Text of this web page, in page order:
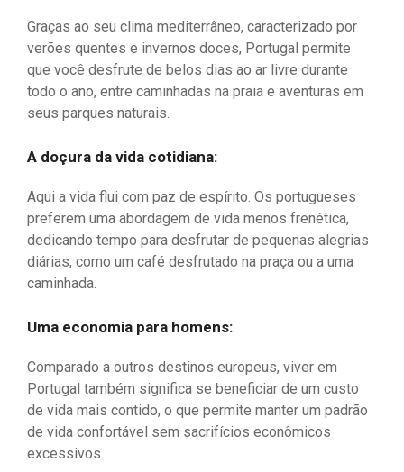
Graças ao seu clima mediterrâneo, caracterizado por
verões quentes e invernos doces, Portugal permite
que você desfrute de belos dias ao ar livre durante
todo o ano, entre caminhadas na praia e aventuras em
seus parques naturais.
A doçura da vida cotidiana:
Aqui a vida flui com paz de espírito. Os portugueses
preferem uma abordagem de vida menos frenética,
dedicando tempo para desfrutar de pequenas alegrias
diárias, como um café desfrutado na praça ou a uma
caminhada.
Uma economia para homens:
Comparado a outros destinos europeus, viver em
Portugal também significa se beneficiar de um custo
de vida mais contido, o que permite manter um padrão
de vida confortável sem sacrifícios econômicos
excessivos.